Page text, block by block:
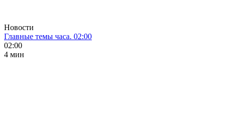
Новости
Главные темы часа. 02:00
02:00
4 мин